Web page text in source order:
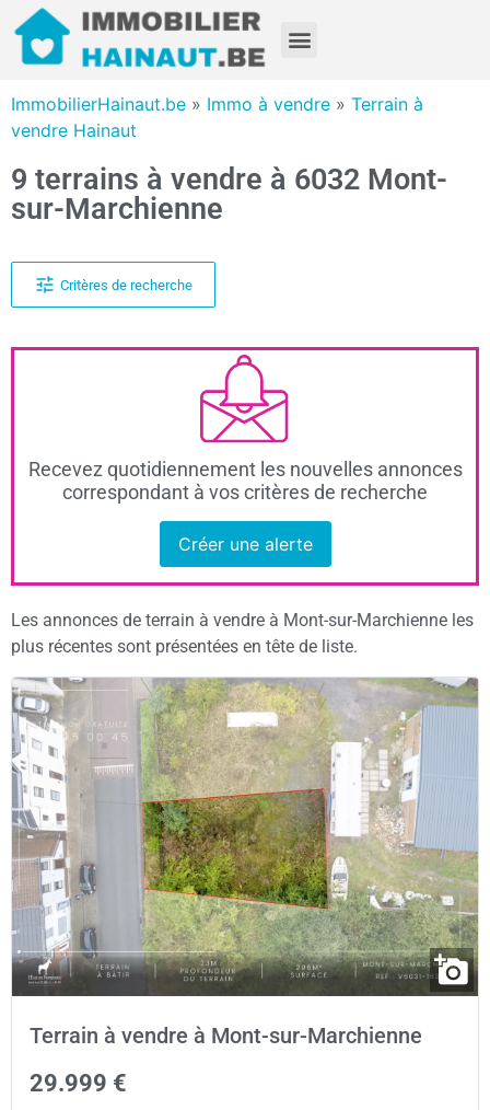
ImmobilierHainaut.be » Immo à vendre » Terrain à
vendre Hainaut
9 terrains à vendre à 6032 Mont-
sur-Marchienne
Critères de recherche
Recevez quotidiennement les nouvelles annonces
correspondant à vos critères de recherche
Créer une alerte
Les annonces de terrain à vendre à Mont-sur-Marchienne les
plus récentes sont présentées en tête de liste.
Terrain à vendre à Mont-sur-Marchienne
29.999 €